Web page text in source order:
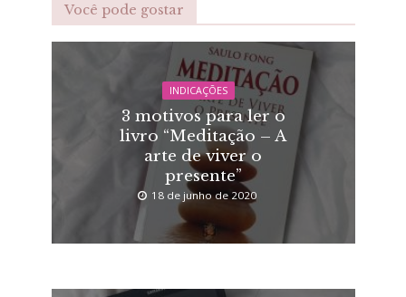
Você pode gostar
INDICAÇÕES
3 motivos para ler o
livro “Meditação – A
arte de viver o
presente”
18 de junho de 2020